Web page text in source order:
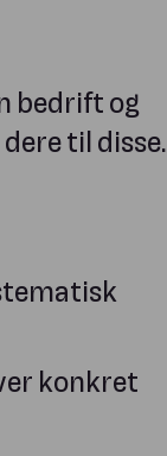
bedrift og
til disse.
konkret